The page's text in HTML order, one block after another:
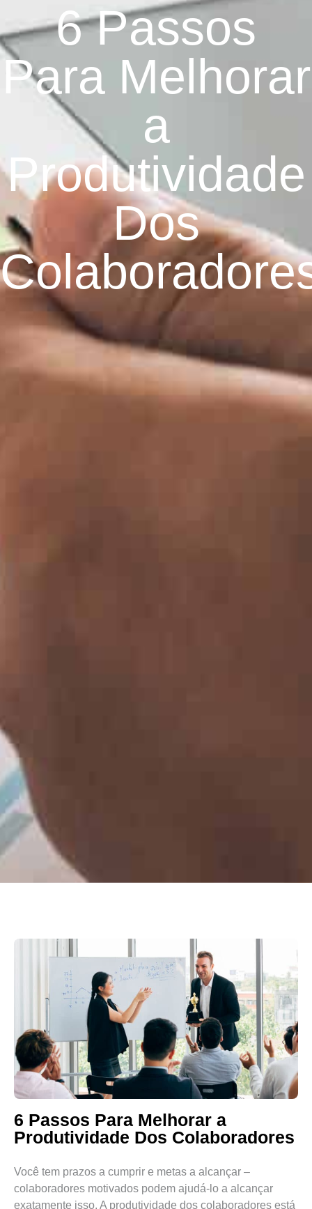
6 Passos
Para Melhorar
a
Produtividade
Dos
6 Passos Para Melhorar a
Produtividade Dos Colaboradores
Você tem prazos a cumprir e metas a alcançar –
colaboradores motivados podem ajudá-lo a alcançar
exatamente isso. A produtividade dos colaboradores está